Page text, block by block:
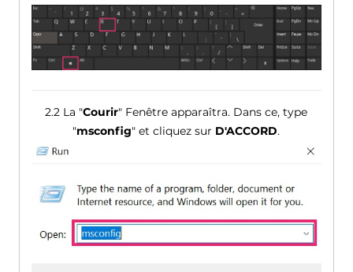
2.2 La "Courir" Fenêtre apparaîtra. Dans ce, type
"msconfig" et cliquez sur D'ACCORD.